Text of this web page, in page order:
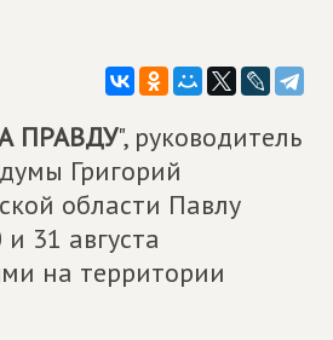
ПРАВДУ", руководитель
Григорий
области Павлу
31 августа
на территории